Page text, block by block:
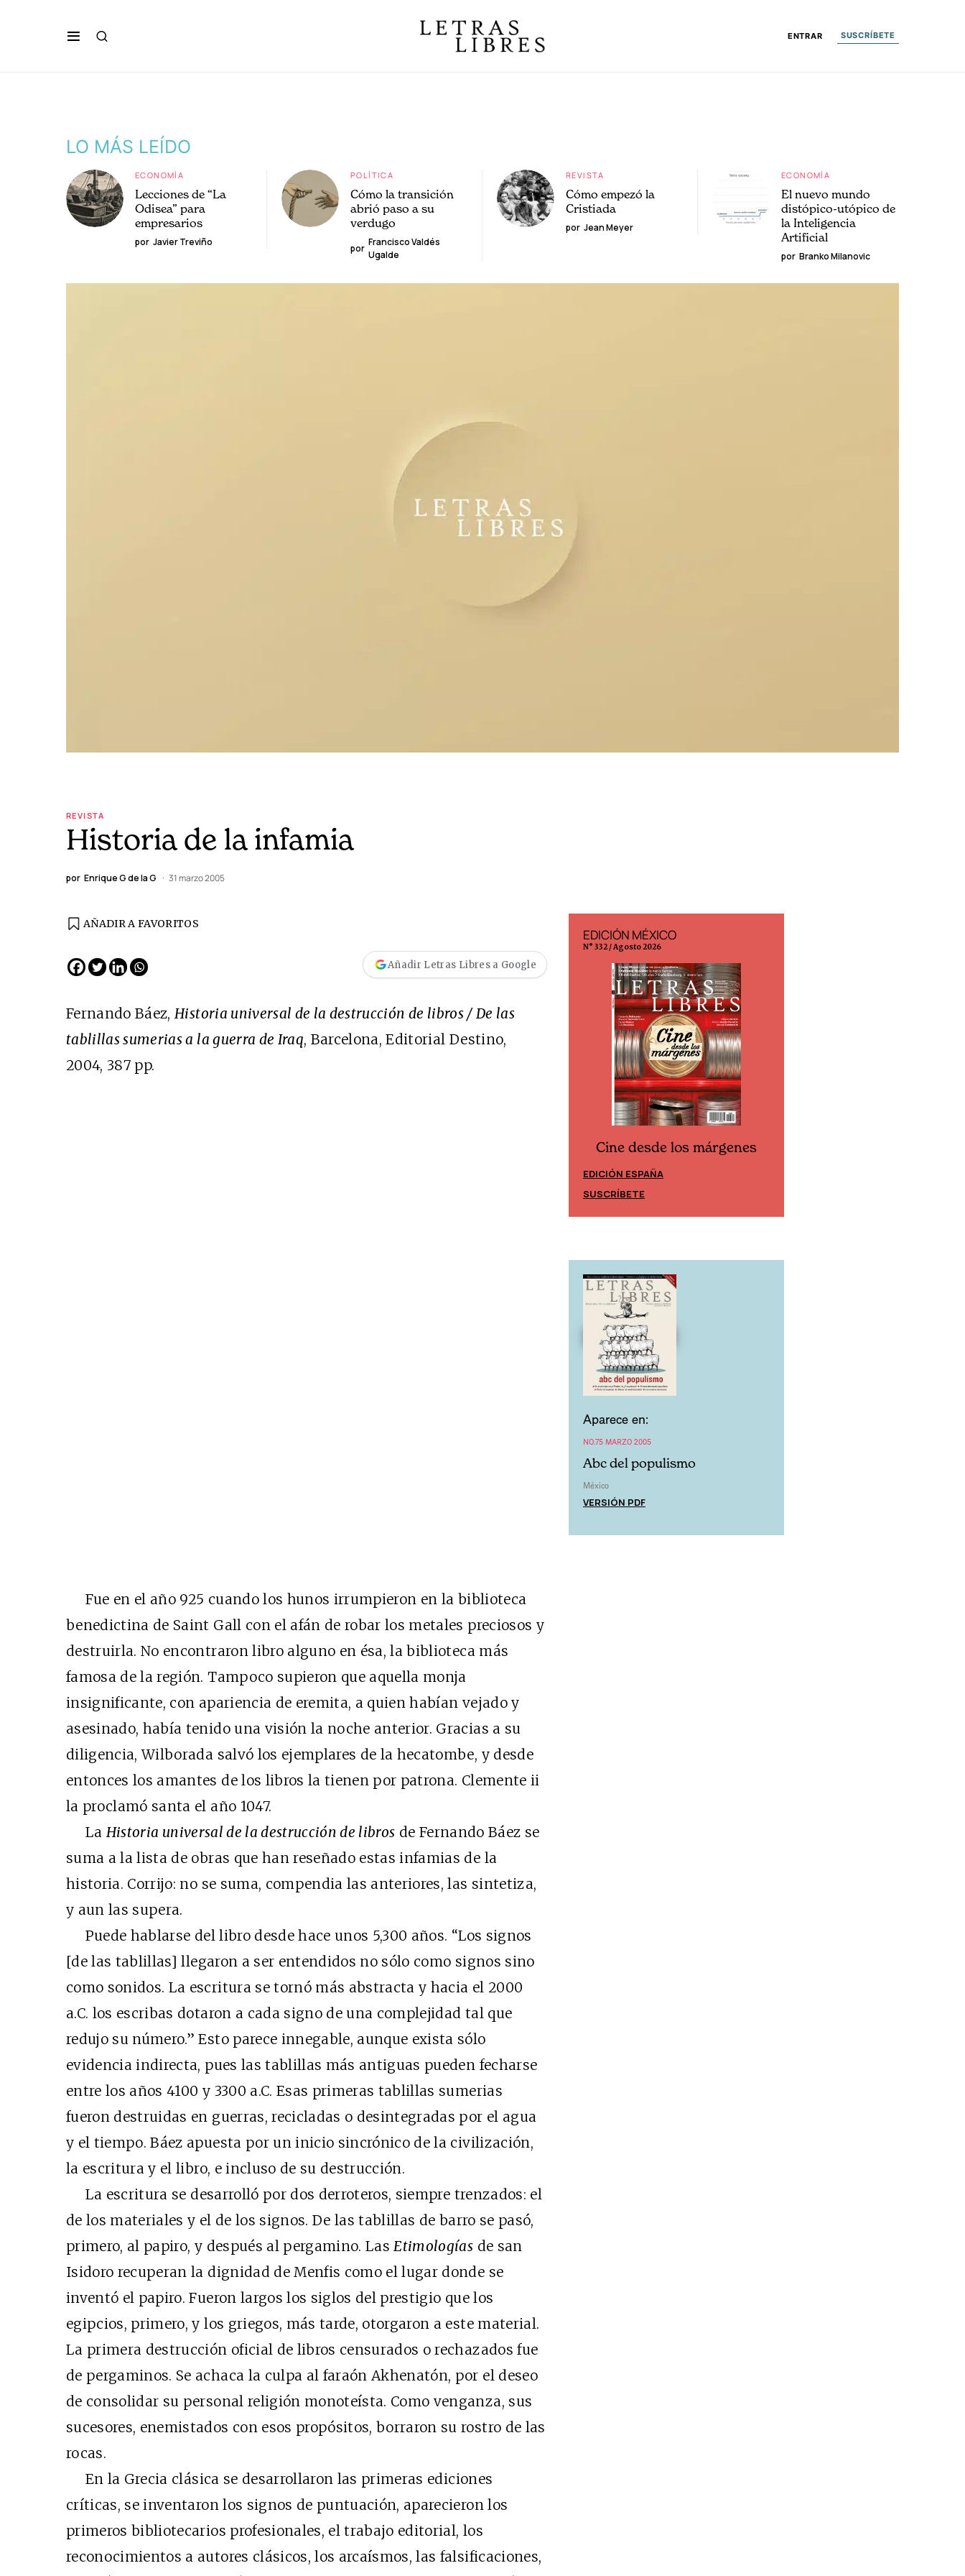
ENTRAR SUSCRÍBETE
LO MÁS LEÍDO
ECONOMÍA
Lecciones de “La
Odisea” para
empresarios
por Javier Treviño
POLÍTICA
Cómo la transición
abrió paso a su
verdugo
por
Francisco Valdés
Ugalde
REVISTA
Cómo empezó la
Cristiada
por Jean Meyer
ECONOMÍA
El nuevo mundo
distópico-utópico de
la Inteligencia
Artificial
por Branko Milanovic
REVISTA
Historia de la infamia
por Enrique G de la G 31 marzo 2005
AÑADIR A FAVORITOS
Añadir Letras Libres a Google
Fernando Báez,Historia universal de la destrucción de libros / De las
tablillas sumerias a la guerra de Iraq, Barcelona, Editorial Destino,
2004, 387 pp.
Fue en el año 925 cuando los hunos irrumpieron en la biblioteca
benedictina de Saint Gall con el afán de robar los metales preciosos y
destruirla. No encontraron libro alguno en ésa, la biblioteca más
famosa de la región. Tampoco supieron que aquella monja
insignificante, con apariencia de eremita, a quien habían vejado y
asesinado, había tenido una visión la noche anterior. Gracias a su
diligencia, Wilborada salvó los ejemplares de la hecatombe, y desde
entonces los amantes de los libros la tienen por patrona. Clemente ii
la proclamó santa el año 1047.
La Historia universal de la destrucción de libros de Fernando Báez se
suma a la lista de obras que han reseñado estas infamias de la
historia. Corrijo: no se suma, compendia las anteriores, las sintetiza,
y aun las supera.
Puede hablarse del libro desde hace unos 5,300 años. “Los signos
[de las tablillas] llegaron a ser entendidos no sólo como signos sino
como sonidos. La escritura se tornó más abstracta y hacia el 2000
a.C. los escribas dotaron a cada signo de una complejidad tal que
redujo su número.” Esto parece innegable, aunque exista sólo
evidencia indirecta, pues las tablillas más antiguas pueden fecharse
entre los años 4100 y 3300 a.C. Esas primeras tablillas sumerias
fueron destruidas en guerras, recicladas o desintegradas por el agua
y el tiempo. Báez apuesta por un inicio sincrónico de la civilización,
la escritura y el libro, e incluso de su destrucción.
La escritura se desarrolló por dos derroteros, siempre trenzados: el
de los materiales y el de los signos. De las tablillas de barro se pasó,
primero, al papiro, y después al pergamino. LasEtimologías de san
Isidoro recuperan la dignidad de Menfis como el lugar donde se
inventó el papiro. Fueron largos los siglos del prestigio que los
egipcios, primero, y los griegos, más tarde, otorgaron a este material.
La primera destrucción oficial de libros censurados o rechazados fue
de pergaminos. Se achaca la culpa al faraón Akhenatón, por el deseo
de consolidar su personal religión monoteísta. Como venganza, sus
sucesores, enemistados con esos propósitos, borraron su rostro de las
rocas.
En la Grecia clásica se desarrollaron las primeras ediciones
críticas, se inventaron los signos de puntuación, aparecieron los
primeros bibliotecarios profesionales, el trabajo editorial, los
reconocimientos a autores clásicos, los arcaísmos, las falsificaciones,
EDICIÓN MÉXICO
N° 332 / Agosto 2026
Cine desde los márgenes
EDICIÓN ESPAÑA
SUSCRÍBETE
Aparece en:
NO.75 MARZO 2005
Abc del populismo
México
VERSIÓN PDF